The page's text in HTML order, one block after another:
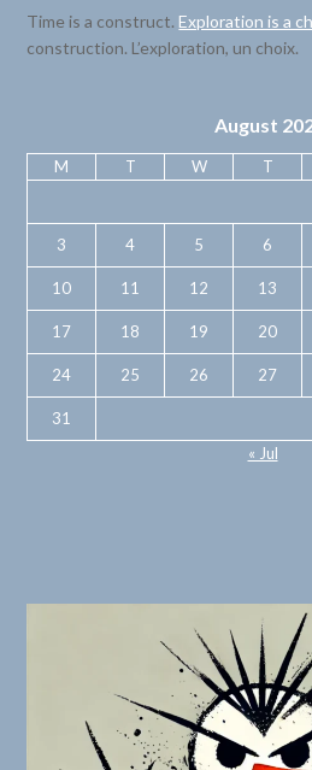
Time is a construct.Exploration is a
construction. L’exploration, un choix.
August
M T W T
3 4 5 6
10 11 12 13
17 18 19 20
24 25 26 27
31
« Jul